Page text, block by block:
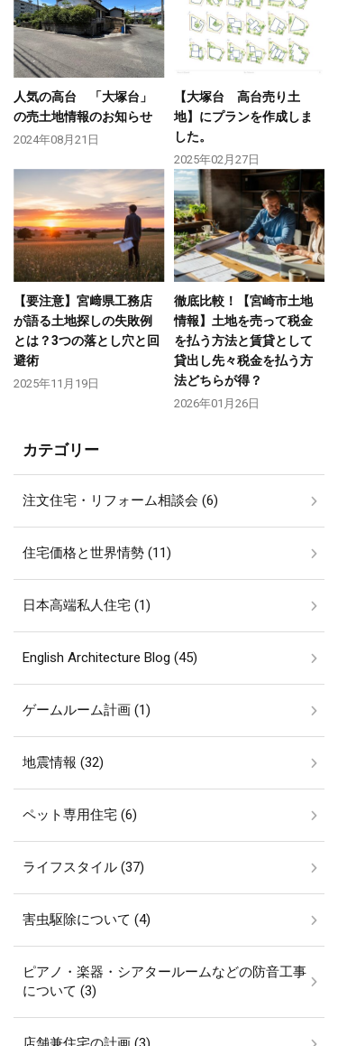
人気の高台 「大塚台」
の売土地情報のお知らせ
2024年08月21日
【大塚台 高台売り土
地】にプランを作成しま
した。
2025年02月27日
【要注意】宮﨑県工務店
が語る土地探しの失敗例
とは？3つの落とし穴と回
避術
2025年11月19日
徹底比較！【宮崎市土地
情報】土地を売って税金
を払う方法と賃貸として
貸出し先々税金を払う方
法どちらが得？
2026年01月26日
カテゴリー
注文住宅・リフォーム相談会 (6)
住宅価格と世界情勢 (11)
日本高端私人住宅 (1)
English Architecture Blog (45)
ゲームルーム計画 (1)
地震情報 (32)
ペット専用住宅 (6)
ライフスタイル (37)
害虫駆除について (4)
ピアノ・楽器・シアタールームなどの防音工事
について (3)